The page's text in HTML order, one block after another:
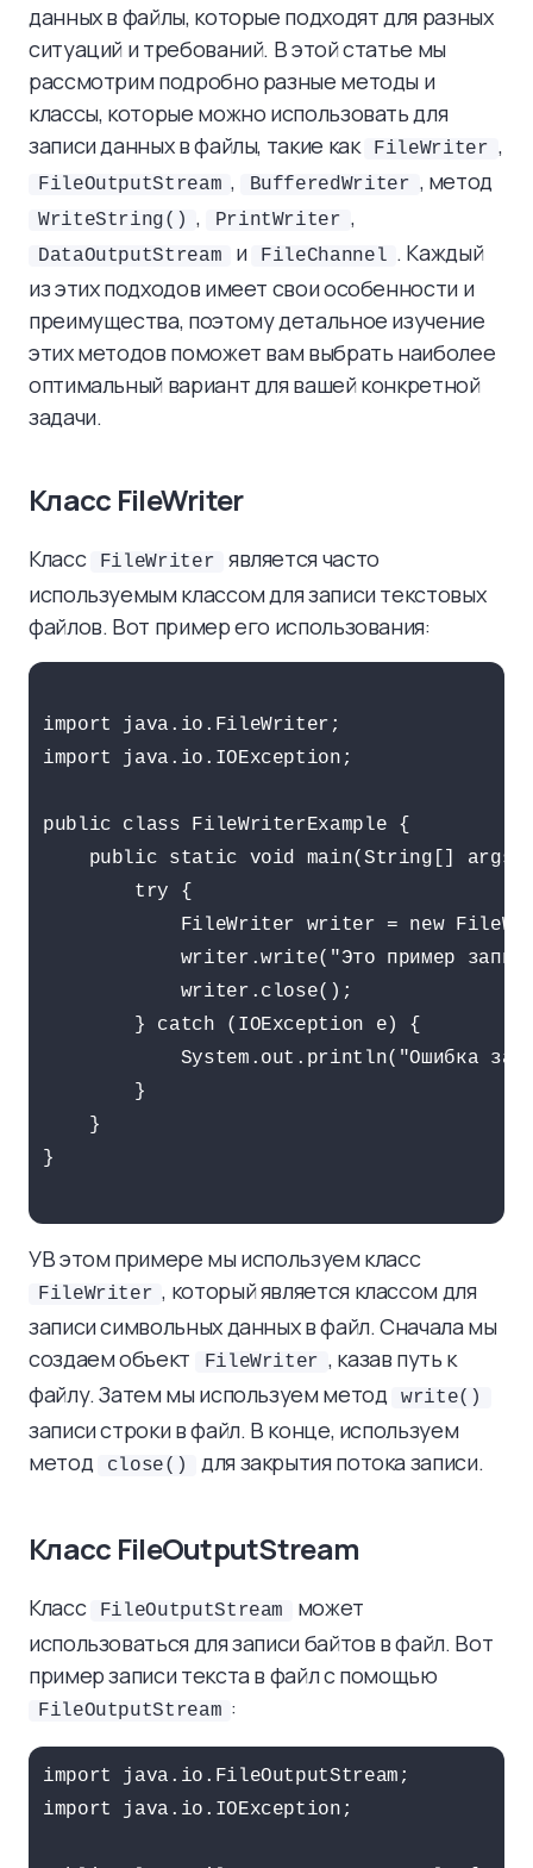
данных в файлы, которые подходят для разных
ситуаций и требований. В этой статье мы
рассмотрим подробно разные методы и
классы, которые можно использовать для
записи данных в файлы, такие как
FileWriter ,
FileOutputStream , BufferedWriter , метод
WriteString() , PrintWriter ,
DataOutputStream и FileChannel . Каждый
из этих подходов имеет свои особенности и
преимущества, поэтому детальное изучение
этих методов поможет вам выбрать наиболее
оптимальный вариант для вашей конкретной
задачи.
Класс FileWriter
Класс FileWriter
является часто
используемым классом для записи текстовых
файлов. Вот пример его использования:
import java.io.FileWriter;
import java.io.IOException;
public class FileWriterExample {
public static void main(String[] args)
        try {
FileWriter writer = new
writer.write("Это пример
            writer.close();
        } catch (IOException e) {
System.out.println("Ошибка
        }
    }
}
УВ этом примере мы используем класс
FileWriter , который является классом для
записи символьных данных в файл. Сначала мы
создаем объект
FileWriter , казав путь к
файлу. Затем мы используем метод
write()
записи строки в файл. В конце, используем
метод
close() для закрытия потока записи.
Класс FileOutputStream
Класс FileOutputStream
может
использоваться для записи байтов в файл. Вот
пример записи текста в файл с помощью
FileOutputStream :
import java.io.FileOutputStream;
import java.io.IOException;